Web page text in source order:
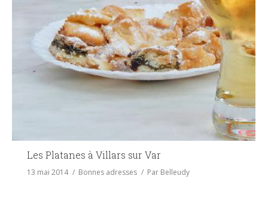
Les Platanes à Villars sur Var
13 mai 2014 Bonnes adresses Par Belleudy